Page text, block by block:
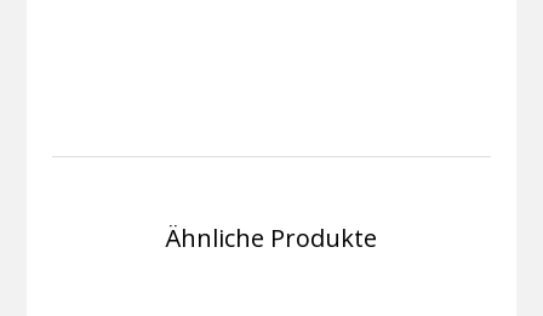
Ähnliche Produkte